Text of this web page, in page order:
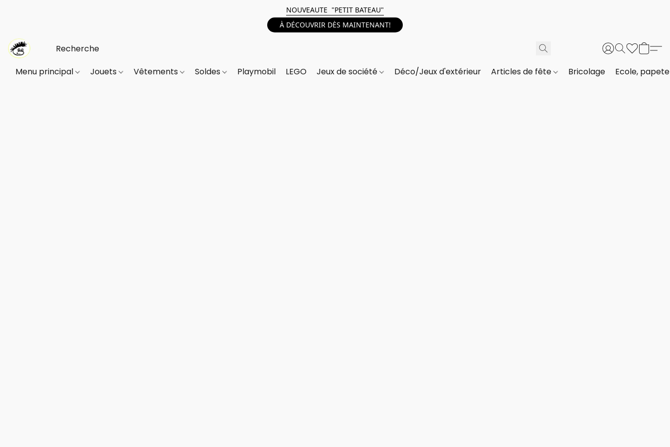
NOUVEAUTE "PETIT BATEAU"
À DÉCOUVRIR DÈS MAINTENANT!
Menu principal Jouets Vêtements Soldes Playmobil LEGO Jeux de société Déco/Jeux d'extérieur Articles de fête Bricolage Ecole,